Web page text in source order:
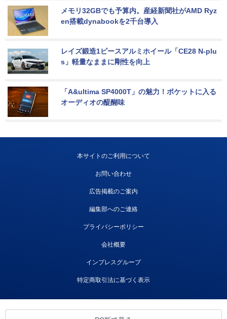
メモリ32GBでも予算内。産経新聞社がAMD Ryz
en搭載dynabookを2千台導入
レイズ鍛造1ピースアルミホイール「CE28 N-plu
s」軽量なままに剛性を向上
「A&ultima SP4000T」の魅力！ポケットに入る
オーディオの醍醐味
本サイトのご利用について
お問い合わせ
広告掲載のご案内
編集部へのご連絡
プライバシーポリシー
会社概要
インプレスグループ
特定商取引法に基づく表示